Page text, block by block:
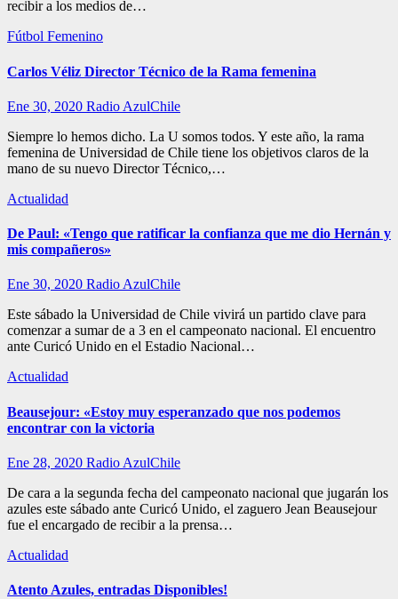
recibir a los medios de…
Fútbol Femenino
Carlos Véliz Director Técnico de la Rama femenina
Ene 30, 2020 Radio AzulChile
Siempre lo hemos dicho. La U somos todos. Y este año, la rama
femenina de Universidad de Chile tiene los objetivos claros de la
mano de su nuevo Director Técnico,…
Actualidad
De Paul: «Tengo que ratificar la confianza que me dio Hernán y
mis compañeros»
Ene 30, 2020 Radio AzulChile
Este sábado la Universidad de Chile vivirá un partido clave para
comenzar a sumar de a 3 en el campeonato nacional. El encuentro
ante Curicó Unido en el Estadio Nacional…
Actualidad
Beausejour: «Estoy muy esperanzado que nos podemos
encontrar con la victoria
Ene 28, 2020 Radio AzulChile
De cara a la segunda fecha del campeonato nacional que jugarán los
azules este sábado ante Curicó Unido, el zaguero Jean Beausejour
fue el encargado de recibir a la prensa…
Actualidad
Atento Azules, entradas Disponibles!